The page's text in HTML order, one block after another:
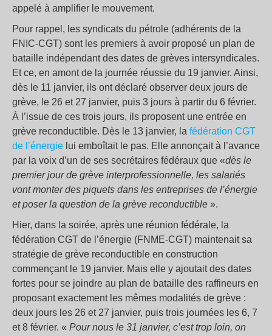
appelé à amplifier le mouvement.
Pour rappel, les syndicats du pétrole (adhérents de la
FNIC-CGT) sont les premiers à avoir proposé un plan de
bataille indépendant des dates de grèves intersyndicales.
Et ce, en amont de la journée réussie du 19 janvier. Ainsi,
dès le 11 janvier, ils ont déclaré observer deux jours de
grève, le 26 et 27 janvier, puis 3 jours à partir du 6 février.
À l’issue de ces trois jours, ils proposent une entrée en
grève reconductible. Dès le 13 janvier, la fédération CGT
de l’énergie lui emboîtait le pas. Elle annonçait à l’avance
par la voix d’un de ses secrétaires fédéraux que «dès le
premier jour de grève interprofessionnelle, les salariés
vont monter des piquets dans les entreprises de l’énergie
et poser la question de la grève reconductible ».
Hier, dans la soirée, après une réunion fédérale, la
fédération CGT de l’énergie (FNME-CGT) maintenait sa
stratégie de grève reconductible en construction
commençant le 19 janvier. Mais elle y ajoutait des dates
fortes pour se joindre au plan de bataille des raffineurs en
proposant exactement les mêmes modalités de grève :
deux jours les 26 et 27 janvier, puis trois journées les 6, 7
et 8 février. « Pour nous le 31 janvier, c’est trop loin, on